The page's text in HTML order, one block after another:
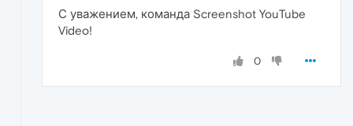
С уважением, команда Screenshot YouTube
Video!
0